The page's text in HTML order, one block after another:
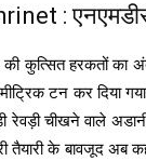
:
कुत्सित हरकतों का
टन कर दिया
रेवड़ी चीखने वाले
तैयारी के बावजूद अब